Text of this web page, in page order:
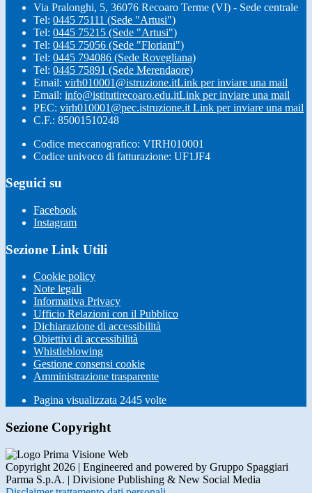
Via Pralonghi, 5, 36076 Recoaro Terme (VI) - Sede centrale
Tel: 0445 75111 (Sede "Artusi")
Tel: 0445 75215 (Sede "Artusi")
Tel: 0445 75056 (Sede "Floriani")
Tel: 0445 794086 (Sede Rovegliana)
Tel: 0445 75891 (Sede Merendaore)
Email: virh010001@istruzione.itLink per inviare una mail
Email: info@istitutirecoaro.edu.itLink per inviare una mail
PEC: virh010001@pec.istruzione.it Link per inviare una mail
C.F.: 85001510248
Codice meccanografico: VIRH010001
Codice univoco di fatturazione: UF1JF4
Seguici su
Facebook
Instagram
Sezione Link Utili
Cookie policy
Note legali
Informativa Privacy
Ufficio Relazioni con il Pubblico
Dichiarazione di accessibilità
Obiettivi di accessibilità
Whistleblowing
Gestione consensi cookie
Amministrazione trasparente
Pagina visualizzata 2445 volte
Sezione Copyright
Copyright 2026 | Engineered and powered by Gruppo Spaggiari
Parma S.p.A. | Divisione Publishing & New Social Media